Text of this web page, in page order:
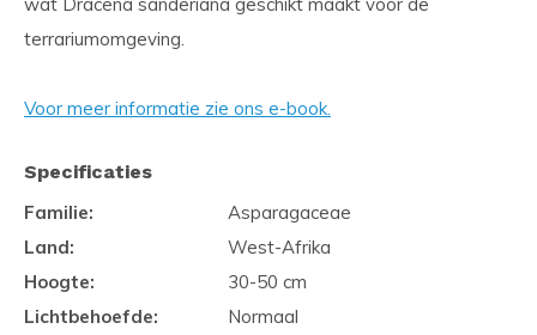
terrariumomgeving.
Voor meer informatie zie ons e-book.
Specificaties
Familie:
Asparagaceae
Land:
West-Afrika
Hoogte:
30-50 cm
Lichtbehoefde:
Normaal